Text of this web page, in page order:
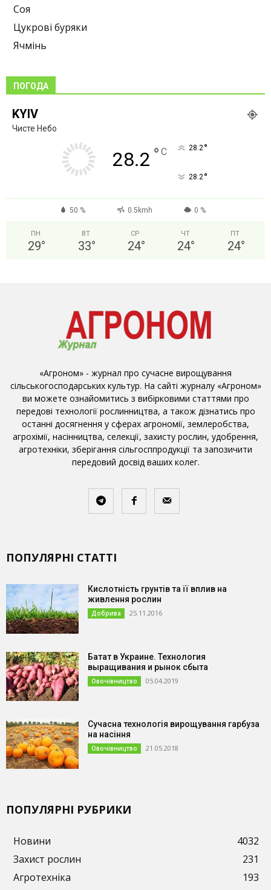
Соя
Цукрові буряки
Ячмінь
ПОГОДА
KYIV
Чисте Небо
28.2 ° C 28.2°
28.2°
50 % 0.5kmh 0 %
ПН
29°
ВТ
33°
СР
24°
ЧТ
24°
ПТ
24°
«Агроном» - журнал про сучасне вирощування
сільськогосподарських культур. На сайті журналу «Агроном»
ви можете ознайомитись з вибірковими статтями про
передові технології рослинництва, а також дізнатись про
останні досягнення у сферах агрономії, землеробства,
агрохімії, насінництва, селекції, захисту рослин, удобрення,
агротехніки, зберігання сільгосппродукції та запозичити
передовий досвід ваших колег.
ПОПУЛЯРНІ СТАТТІ
Кислотність грунтів та її вплив на
живлення рослин
Добрива 25.11.2016
Батат в Украине. Технология
выращивания и рынок сбыта
Овочівництво 05.04.2019
Сучасна технологія вирощування гарбуза
на насіння
Овочівництво 21.05.2018
ПОПУЛЯРНІ РУБРИКИ
Новини
4032
Захист рослин
231
Агротехніка
193